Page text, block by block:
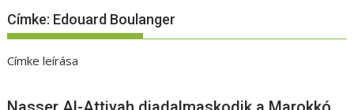
Címke: Edouard Boulanger
Címke leírása